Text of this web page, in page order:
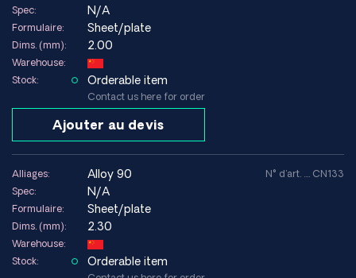
Spec: N/A
Formulaire: Sheet/plate
Dims. (mm): 2.00
Warehouse:
Stock:
Orderable item
Contact us here for order
Ajouter au devis
Alliages: alloy 90
Spec: N/A
Formulaire: Sheet/plate
Dims. (mm): 2.30
Warehouse:
Stock:
Orderable item
N° d'art. .... CN133